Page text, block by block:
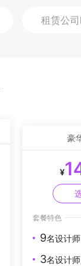
租赁公司
豪
¥
套餐特色
9名设计
3名设计